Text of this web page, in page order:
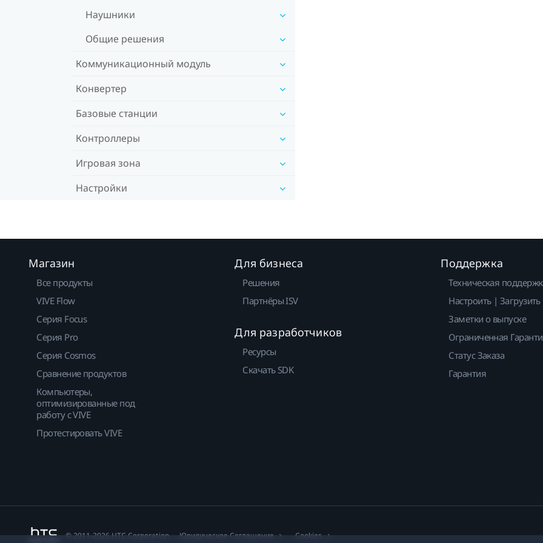
Наушники
Общие решения
Коммуникационный модуль
Конвертер
Базовые станции
Контроллеры
Игровая зона
Настройки
Магазин
Все продукты
VIVE Flow
Серия Focus
Серия Pro
Серия Cosmos
Сравнение продуктов
Компьютеры,
оптимизированные под
работу с VIVE
Протестировать VIVE
Для бизнеса
Решения
Партнёры ISV
Для разработчиков
Ресурсы
Скачать SDK
Поддержка
Техническая
Настроить | Загрузить
Заметки о выпуске
Ограниченная
Статус Заказа
Гарантия
© 2011-2026 HTC Corporation Юридическое Cоглашение Cookies